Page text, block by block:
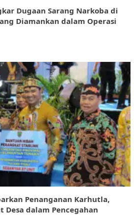
Dugaan Sarang Narkoba di
Diamankan dalam Operasi
Penanganan Karhutla,
Desa dalam Pencegahan